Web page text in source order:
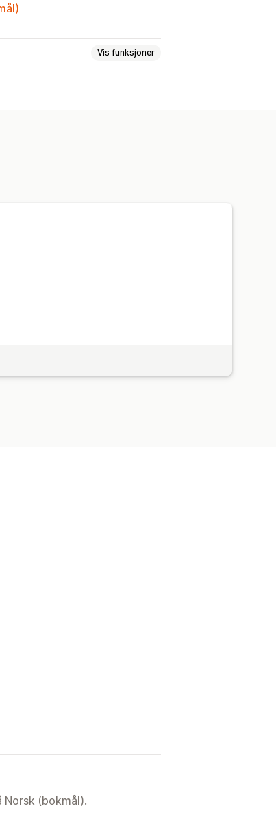
Vis funksjoner
(bokmål).